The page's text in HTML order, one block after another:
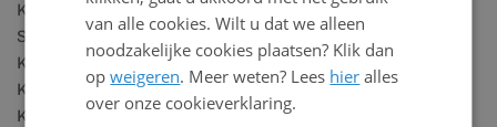
Keralit rabatdelen
SPC vloeren
Keralit dakrandpaneel
Keralit dakkapel
Kunststof schuurtje
van alle cookies. Wilt u dat we alleen
noodzakelijke cookies plaatsen? Klik dan
opweigeren. Meer weten? Lees hier alles
over onze cookieverklaring.